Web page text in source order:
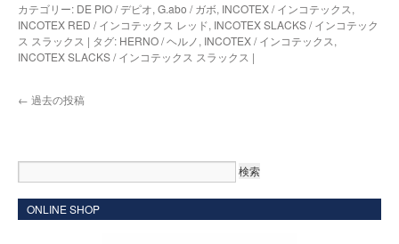
カテゴリー: DE PIO / デピオ, G.abo / ガボ, INCOTEX / インコテックス,
INCOTEX RED / インコテックス レッド, INCOTEX SLACKS / インコテック
ス スラックス | タグ: HERNO / ヘルノ, INCOTEX / インコテックス,
INCOTEX SLACKS / インコテックス スラックス |
← 過去の投稿
ONLINE SHOP